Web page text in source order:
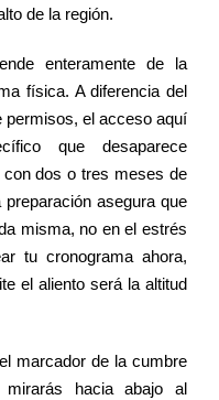
de la región.
enteramente de la
física. A diferencia del
permisos, el acceso aquí
que desaparece
con dos o tres meses de
asegura que
misma, no en el estrés
tu cronograma ahora,
el aliento será la altitud
marcador de la cumbre
hacia abajo al